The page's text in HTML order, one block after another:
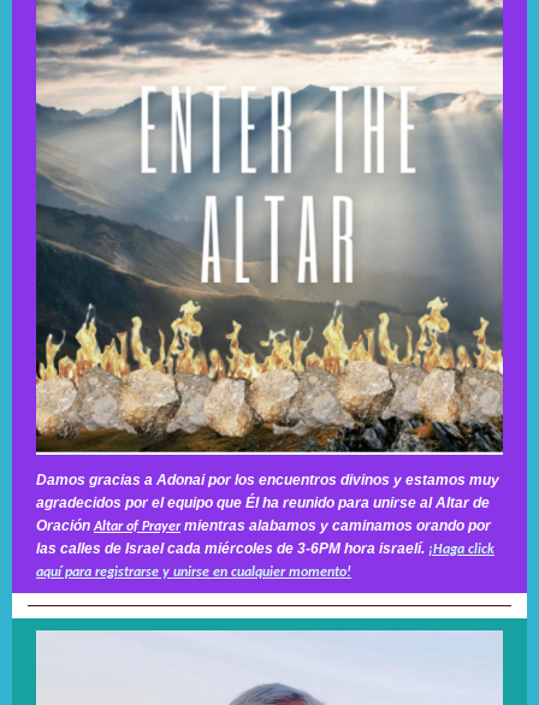
Damos gracias a Adonai por los encuentros divinos y estamos muy
agradecidos por el equipo que Él ha reunido para unirse al Altar de
OraciónAltar of Prayermientras alabamos y caminamos orando por
las calles de Israel cada miércoles de 3-6PM hora israelí. ¡Haga click
aquí para registrarse y unirse en cualquier momento!